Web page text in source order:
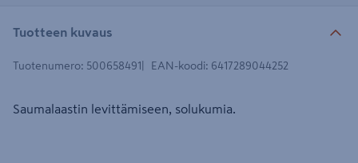
Tuotteen kuvaus
Tuotenumero: 500658491 EAN-koodi: 6417289044252
Saumalaastin levittämiseen, solukumia.